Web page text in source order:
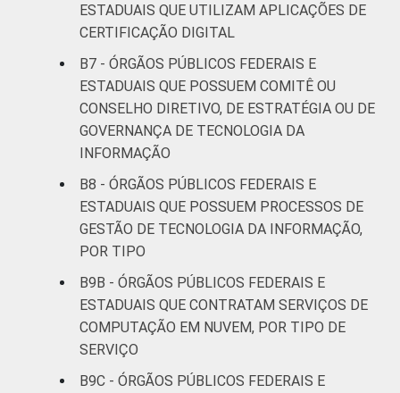
ESTADUAIS QUE UTILIZAM APLICAÇÕES DE
CERTIFICAÇÃO DIGITAL
B7 - ÓRGÃOS PÚBLICOS FEDERAIS E
ESTADUAIS QUE POSSUEM COMITÊ OU
CONSELHO DIRETIVO, DE ESTRATÉGIA OU DE
GOVERNANÇA DE TECNOLOGIA DA
INFORMAÇÃO
B8 - ÓRGÃOS PÚBLICOS FEDERAIS E
ESTADUAIS QUE POSSUEM PROCESSOS DE
GESTÃO DE TECNOLOGIA DA INFORMAÇÃO,
POR TIPO
B9B - ÓRGÃOS PÚBLICOS FEDERAIS E
ESTADUAIS QUE CONTRATAM SERVIÇOS DE
COMPUTAÇÃO EM NUVEM, POR TIPO DE
SERVIÇO
B9C - ÓRGÃOS PÚBLICOS FEDERAIS E